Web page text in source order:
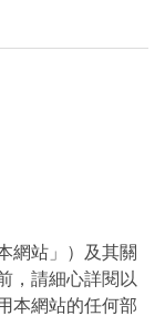
網站」）及其關
，請細心詳閱以
本網站的任何部